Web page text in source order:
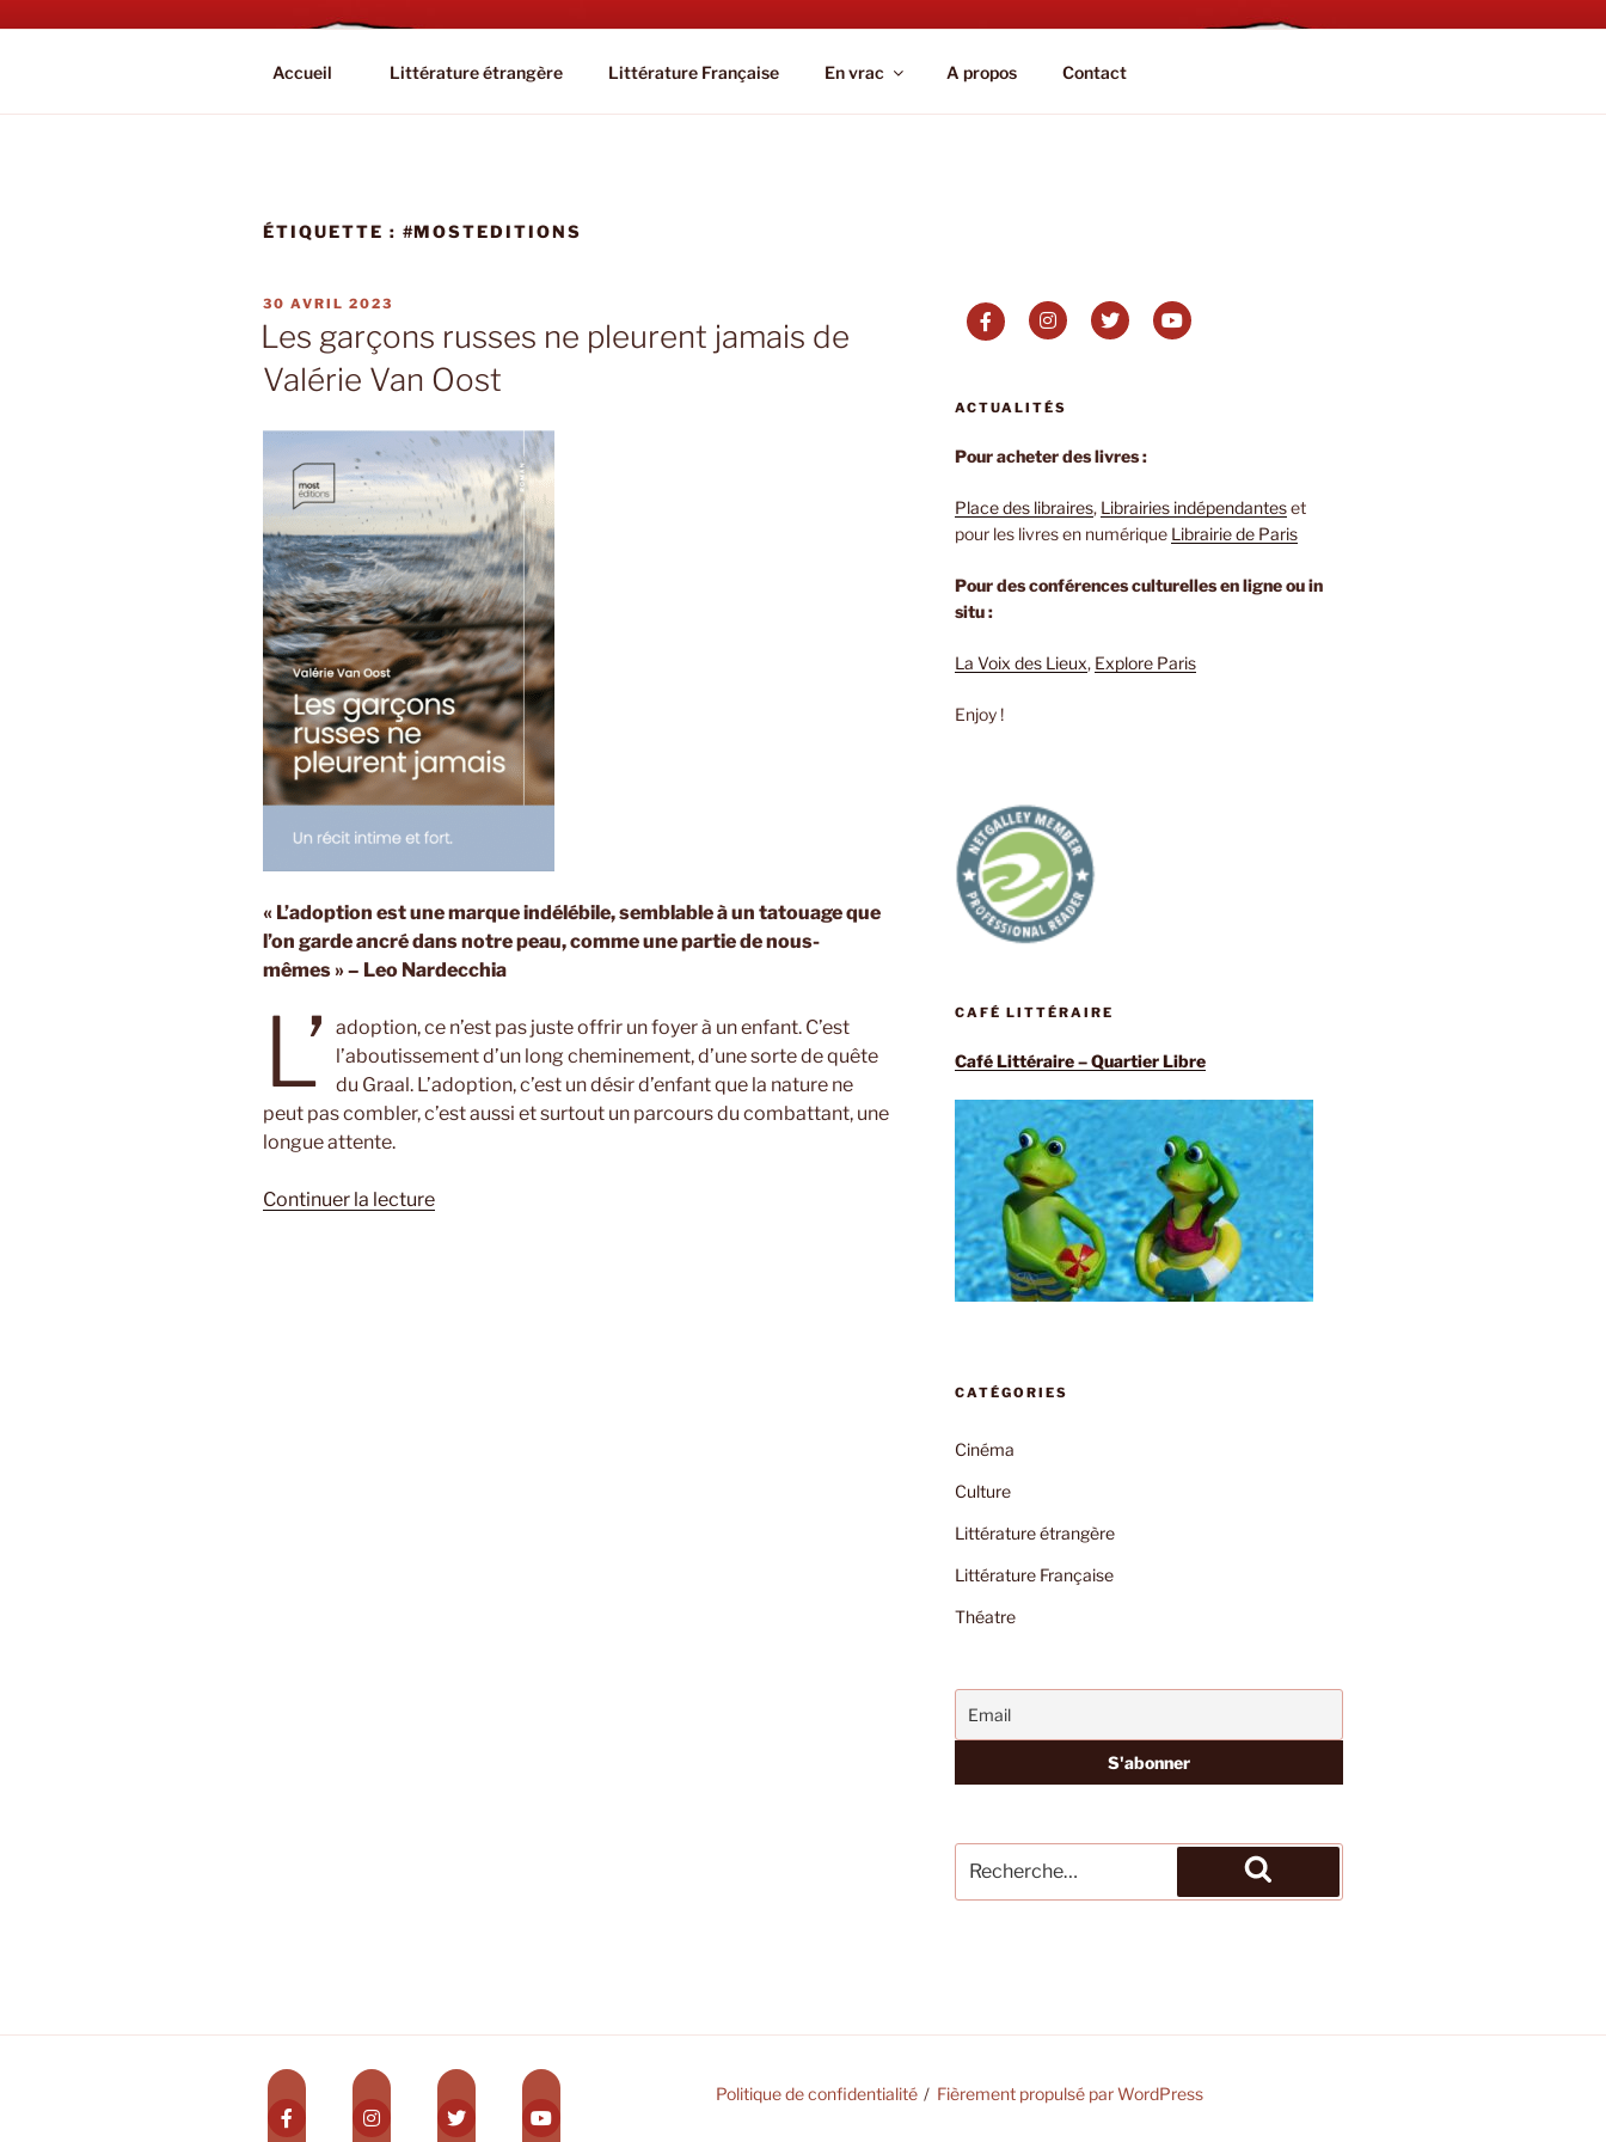
BOOKAHOLIC.PARIS
Blog Littéraire et Culturel
Accueil Littérature étrangère Littérature Française En vrac A propos Contact
ÉTIQUETTE : #MOSTEDITIONS
PUBLIÉ
LE
30 AVRIL 2023
Les garçons russes ne pleurent jamais de
Valérie Van Oost
« L’adoption est une marque indélébile, semblable à un tatouage que
l’on garde ancré dans notre peau, comme une partie de nous-
mêmes » – Leo Nardecchia
L’
adoption, ce n’est pas juste offrir un foyer à un enfant. C’est
l’aboutissement d’un long cheminement, d’une sorte de quête
du Graal. L’adoption, c’est un désir d’enfant que la nature ne
peut pas combler, c’est aussi et surtout un parcours du combattant, une
longue attente.
Continuer la lecturede
ACTUALITÉS
Pour acheter des livres :
Place des libraires, Librairies indépendanteset
pour les livres en numérique Librairie de Paris
Pour des conférences culturelles en ligne ou in
situ :
La Voix des Lieux, Explore Paris
Enjoy !
CAFÉ LITTÉRAIRE
Café Littéraire – Quartier Libre
CATÉGORIES
Cinéma
Culture
Littérature étrangère
Littérature Française
Théatre
pour
:
Recherche
Politique de confidentialité Fièrement propulsé par WordPress